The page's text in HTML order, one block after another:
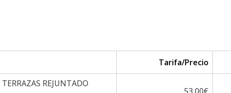
Tarifa/Precio
REJUNTADO